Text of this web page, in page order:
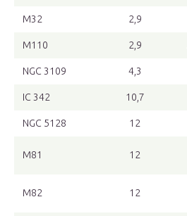
M32 2,9
M110 2,9
NGC 3109 4,3
IC 342 10,7
NGC 5128 12
M81 12
M82 12